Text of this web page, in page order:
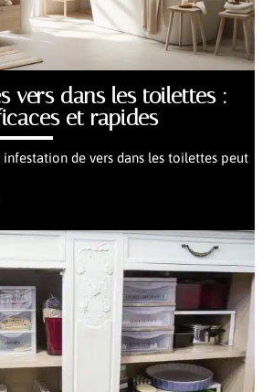
vers dans les toilettes :
et rapides
infestation de vers dans les toilettes peut